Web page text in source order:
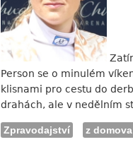
Person se o minulém
klisnami pro cestu do
drahách, ale v nedělním
Zpravodajství
z domova